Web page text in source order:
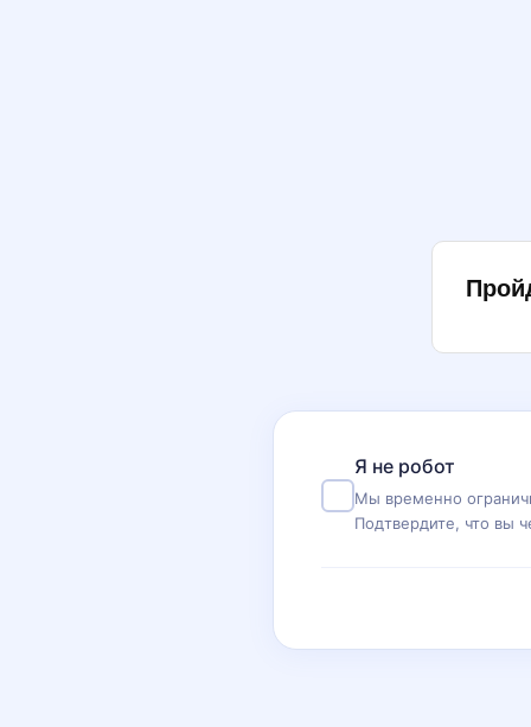
Я не робот
Мы временно
Подтвердите, что вы